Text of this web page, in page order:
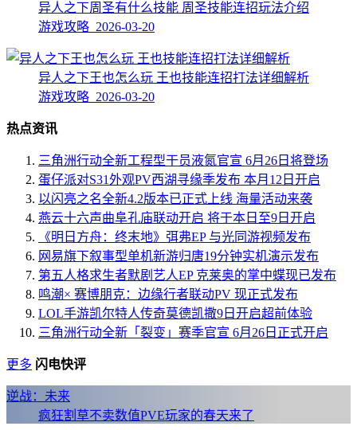
异人之下周圣有什么技能 周圣技能连招玩法介绍
游戏攻略 2026-03-20
异人之下王也怎么玩 王也技能连招打法详细解析
游戏攻略 2026-03-20
热点资讯
三角洲行动全新工程型干员液氮官宣 6月26日将登场
蛋仔派对S31外观PV西湖寻缘季发布 本月12日开启
以闪亮之名全新4.2版本已正式上线 海量活动来袭
燕云十六声曲阜孔庙联动开启 将于本日至9日开启
《明日方舟：终末地》弭弗EP 与光同游视频发布
网易旗下叙事型单机新游归唐19分钟实机演示发布
第五人格求生者默剧艺人EP 克莱奥的掌中蝶现已发布
鸣潮× 赛博朋克：边缘行者联动PV 现正式发布
LOL手游凯尔特人传奇莫德凯撒9日开启超前体验
三角洲行动全新「裂变」赛季官宣 6月26日正式开启
更多 闪电快评
逆战：未来
疯狂割草不卖数值PVE玩家的春天来了